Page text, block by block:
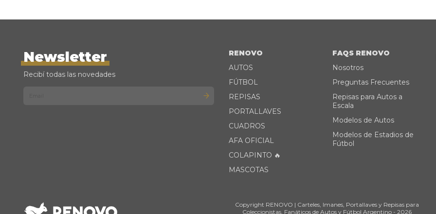
Newsletter
Recibí todas las novedades
RENOVO
AUTOS
FÚTBOL
REPISAS
PORTALLAVES
CUADROS
AFA OFICIAL
COLAPINTO 🔥
MASCOTAS
FAQS RENOVO
Nosotros
Preguntas Frecuentes
Repisas para Autos a
Escala
Modelos de Autos
Modelos de Estadios de
Fútbol
Copyright RENOVO | Carteles, Imanes, Portallaves y Repisas para
Coleccionistas, Fanáticos de Autos y Fútbol Argentino - 2026